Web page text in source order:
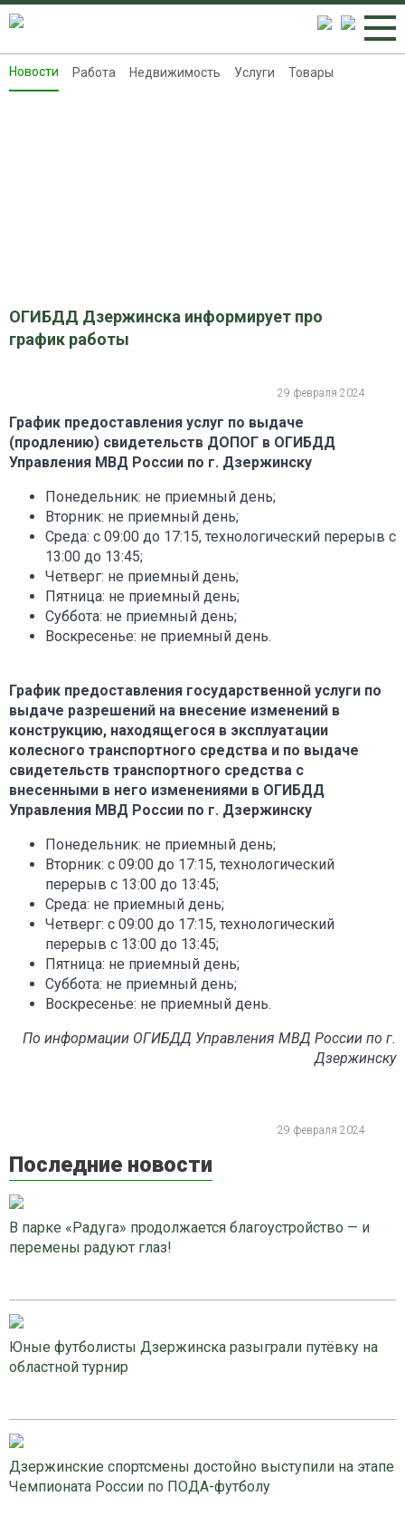
Новости
Новости Работа Недвижимость Услуги Товары
ОГИБДД Дзержинска информирует про
график работы
29 февраля 2024
График предоставления услуг по выдаче
(продлению) свидетельств ДОПОГ в ОГИБДД
Управления МВД России по г. Дзержинску
Понедельник: не приемный день;
Вторник: не приемный день;
Среда: с 09:00 до 17:15, технологический перерыв с
13:00 до 13:45;
Четверг: не приемный день;
Пятница: не приемный день;
Суббота: не приемный день;
Воскресенье: не приемный день.
График предоставления государственной услуги по
выдаче разрешений на внесение изменений в
конструкцию, находящегося в эксплуатации
колесного транспортного средства и по выдаче
свидетельств транспортного средства с
внесенными в него изменениями в ОГИБДД
Управления МВД России по г. Дзержинску
Понедельник: не приемный день;
Вторник: с 09:00 до 17:15, технологический
перерыв с 13:00 до 13:45;
Среда: не приемный день;
Четверг: с 09:00 до 17:15, технологический
перерыв с 13:00 до 13:45;
Пятница: не приемный день;
Суббота: не приемный день;
Воскресенье: не приемный день.
По информации ОГИБДД Управления МВД России по г.
Дзержинску
29 февраля 2024
Последние новости
В парке «Радуга» продолжается благоустройство — и
перемены радуют глаз!
Юные футболисты Дзержинска разыграли путёвку на
областной турнир
Дзержинские спортсмены достойно выступили на этапе
Чемпионата России по ПОДА-футболу